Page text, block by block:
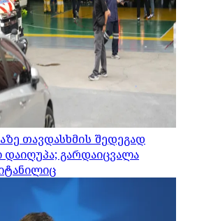
თავდასხმის შედეგად
დაიღუპა; გარდაიცვალა